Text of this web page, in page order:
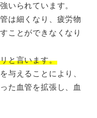
いられています。
は細くなり、疲労物
ことができなくなり
と言います。
与えることにより、
た血管を拡張し、血